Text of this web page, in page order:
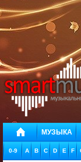
МУЗЫКА
0-9 A B C D E F